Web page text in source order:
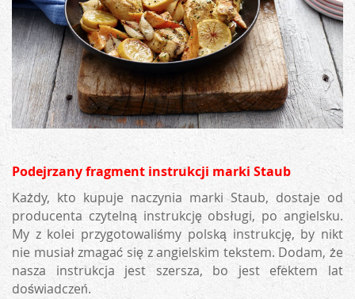
Podejrzany fragment instrukcji marki Staub
Każdy, kto kupuje naczynia marki Staub, dostaje od
producenta czytelną instrukcję obsługi, po angielsku.
My z kolei przygotowaliśmy polską instrukcję, by nikt
nie musiał zmagać się z angielskim tekstem. Dodam, że
nasza instrukcja jest szersza, bo jest efektem lat
doświadczeń.